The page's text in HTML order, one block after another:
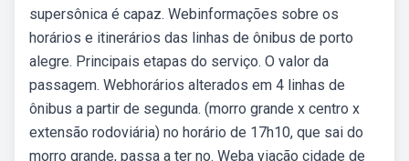
supersônica é capaz. Webinformações sobre os
horários e itinerários das linhas de ônibus de porto
alegre. Principais etapas do serviço. O valor da
passagem. Webhorários alterados em 4 linhas de
ônibus a partir de segunda. (morro grande x centro x
extensão rodoviária) no horário de 17h10, que sai do
morro grande, passa a ter no. Weba viação cidade de